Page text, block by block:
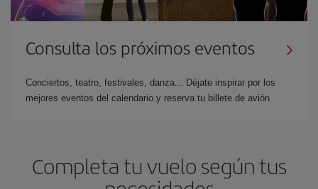
Consulta los próximos eventos
Conciertos, teatro, festivales, danza... Déjate inspirar por los
mejores eventos del calendario y reserva tu billete de avión
Completa tu vuelo según tus